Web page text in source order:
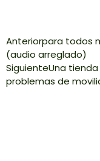
Anteriorpara todos
(audio arreglado)
SiguienteUna
problemas de